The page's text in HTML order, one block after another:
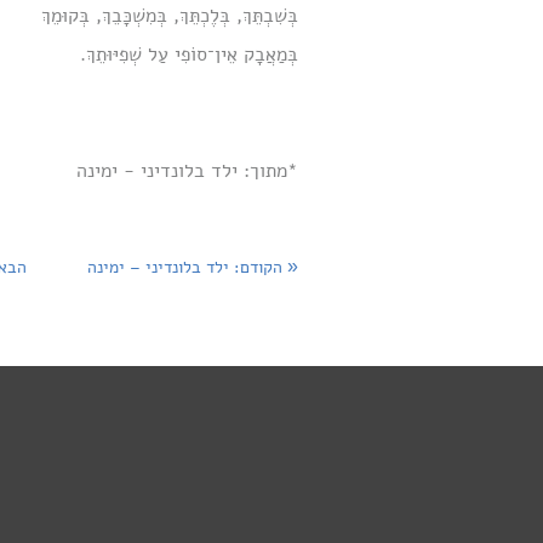
בְּשִׁבְתֵּךְ, בְּלֶכְתֵּךְ, בְּמִשְׁכָּבֵךְ, בְּקוּמֵךְ
בְּמַאֲבָק אֵין־סוֹפִי עַל שְׁפִיּוּתֵךְ.
*מתוך: ילד בלונדיני - ימינה
« הקודם: ילד בלונדיני – ימינה